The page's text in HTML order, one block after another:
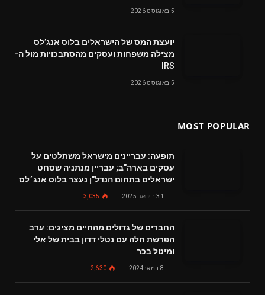
5 באוגוסט 2026
‬מצילה‭ ‬משפחות‭ ‬ועסקים‭ ‬מהסתבכויות‭ ‬מול‭ ‬ה-
IRS
5 באוגוסט 2026
MOST POPULAR
תופעה: עבריינים מישראל משתלטים על
עסקים בארה"ב; עבריין מנתניה שסחט
ישראלים בתחום הנדל"ן נעצר בלוס אנג׳לס
31 בינואר 2025 3,035
החברים של גדולים מהחיים מציגים: ערב
הפרשת חלה עם נטלי דדון בבית של אלי
ומיטל בכר
8 במאי 2024 2,630